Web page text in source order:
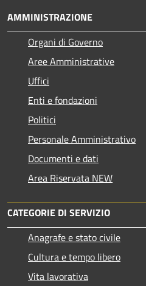
AMMINISTRAZIONE
Organi di Governo
Aree Amministrative
Uffici
Enti e fondazioni
Politici
Personale Amministrativo
Documenti e dati
Area Riservata NEW
CATEGORIE DI SERVIZIO
Anagrafe e stato civile
Cultura e tempo libero
Vita lavorativa